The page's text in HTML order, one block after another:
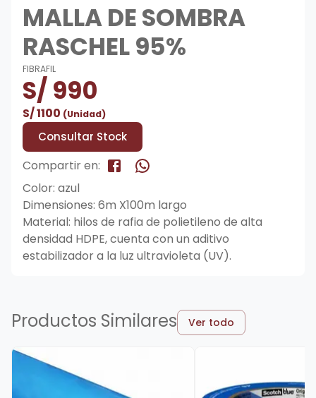
MALLA DE SOMBRA
RASCHEL 95%
FIBRAFIL
S/990
S/1100 (Unidad)
Consultar Stock
Compartir en:
Color: azul
Dimensiones: 6m X100m largo
Material: hilos de rafia de polietileno de alta
densidad HDPE, cuenta con un aditivo
estabilizador a la luz ultravioleta (UV).
Productos Similares Ver todo